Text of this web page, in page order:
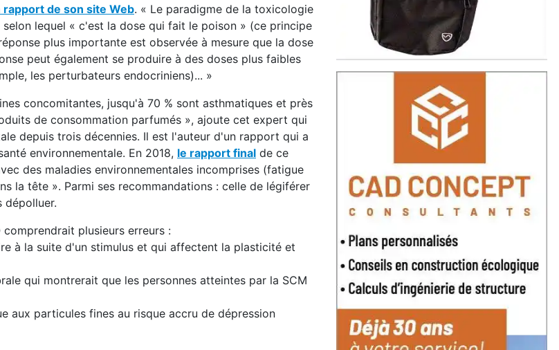
de son site Web. « Le paradigme de la toxicologie
lequel « c'est la dose qui fait le poison » (ce principe
plus importante est observée à mesure que la dose
peut également se produire à des doses plus faibles
les perturbateurs endocriniens)... »
concomitantes, jusqu'à 70 % sont asthmatiques et près
de consommation parfumés », ajoute cet expert qui
depuis trois décennies. Il est l'auteur d'un rapport qui a
environnementale. En 2018, le rapport final de ce
des maladies environnementales incomprises (fatigue
la tête ». Parmi ses recommandations : celle de légiférer
dépolluer.
plusieurs erreurs :
à la suite d'un stimulus et qui affectent la plasticité et
qui montrerait que les personnes atteintes par la SCM
aux particules fines au risque accru de dépression